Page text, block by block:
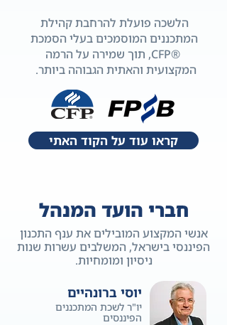
הלשכה פועלת להרחבת קהילת
המתכננים המוסמכים בעלי הסמכת
®CFP, תוך שמירה על הרמה
המקצועית והאתית הגבוהה ביותר.
קראו עוד על הקוד האתי
חברי הועד המנהל
אנשי המקצוע המובילים את ענף התכנון
הפיננסי בישראל, המשלבים עשרות שנות
ניסיון ומומחיות.
יוסי ברונהיים
יו"ר לשכת המתכננים
הפיננסים